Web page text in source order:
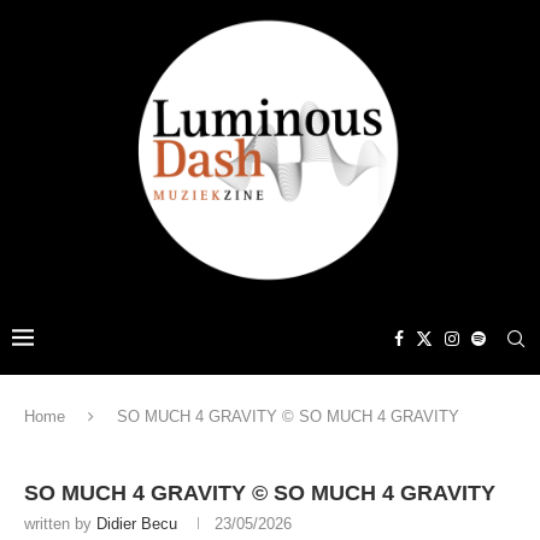
Home SO MUCH 4 GRAVITY © SO MUCH 4 GRAVITY
SO MUCH 4 GRAVITY © SO MUCH 4 GRAVITY
written by Didier Becu 23/05/2026